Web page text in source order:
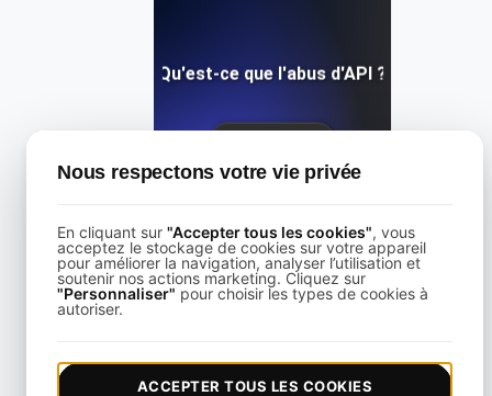
Qu'est-ce que l'abus d'API ?
Qu'est-ce que l'abus API ?
View details
Nous respectons votre vie privée
En cliquant sur "Accepter tous les cookies", vous
acceptez le stockage de cookies sur votre appareil
pour améliorer la navigation, analyser l’utilisation et
soutenir nos actions marketing. Cliquez sur
"Personnaliser" pour choisir les types de cookies à
autoriser.
ACCEPTER TOUS LES COOKIES